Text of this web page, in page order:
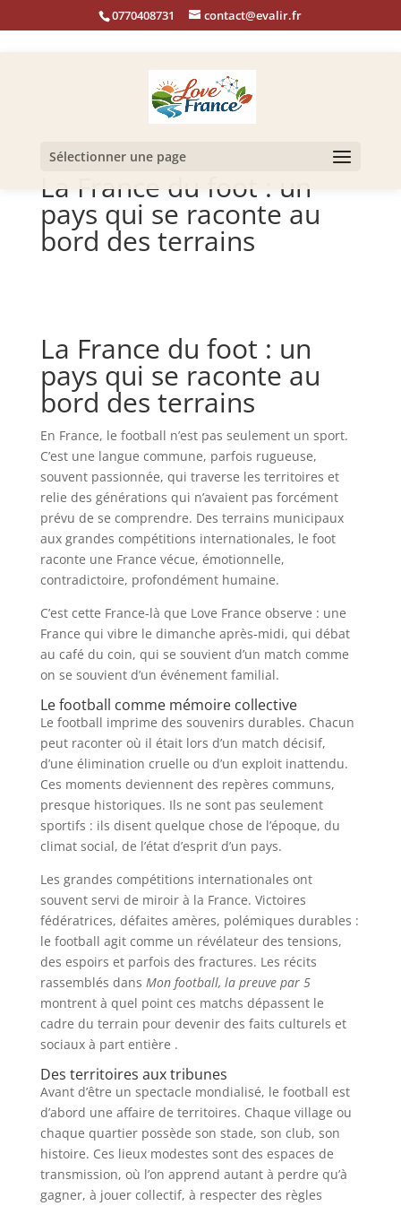
0770408731 contact@evalir.fr
Sélectionner une page
La France du foot : un
pays qui se raconte au
bord des terrains
La France du foot : un
pays qui se raconte au
bord des terrains
En France, le football n’est pas seulement un sport.
C’est une langue commune, parfois rugueuse,
souvent passionnée, qui traverse les territoires et
relie des générations qui n’avaient pas forcément
prévu de se comprendre. Des terrains municipaux
aux grandes compétitions internationales, le foot
raconte une France vécue, émotionnelle,
contradictoire, profondément humaine.
C’est cette France-là que Love France observe : une
France qui vibre le dimanche après-midi, qui débat
au café du coin, qui se souvient d’un match comme
on se souvient d’un événement familial.
Le football comme mémoire collective
Le football imprime des souvenirs durables. Chacun
peut raconter où il était lors d’un match décisif,
d’une élimination cruelle ou d’un exploit inattendu.
Ces moments deviennent des repères communs,
presque historiques. Ils ne sont pas seulement
sportifs : ils disent quelque chose de l’époque, du
climat social, de l’état d’esprit d’un pays.
Les grandes compétitions internationales ont
souvent servi de miroir à la France. Victoires
fédératrices, défaites amères, polémiques durables :
le football agit comme un révélateur des tensions,
des espoirs et parfois des fractures. Les récits
rassemblés dans Mon football, la preuve par 5
montrent à quel point ces matchs dépassent le
cadre du terrain pour devenir des faits culturels et
sociaux à part entière .
Des territoires aux tribunes
Avant d’être un spectacle mondialisé, le football est
d’abord une affaire de territoires. Chaque village ou
chaque quartier possède son stade, son club, son
histoire. Ces lieux modestes sont des espaces de
transmission, où l’on apprend autant à perdre qu’à
gagner, à jouer collectif, à respecter des règles